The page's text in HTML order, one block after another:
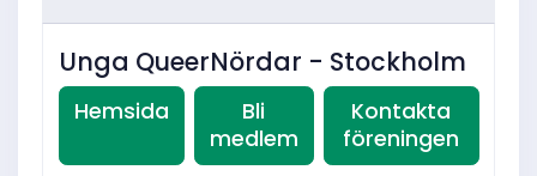
Unga QueerNördar - Stockholm
Hemsida
Bli
medlem
Kontakta
föreningen